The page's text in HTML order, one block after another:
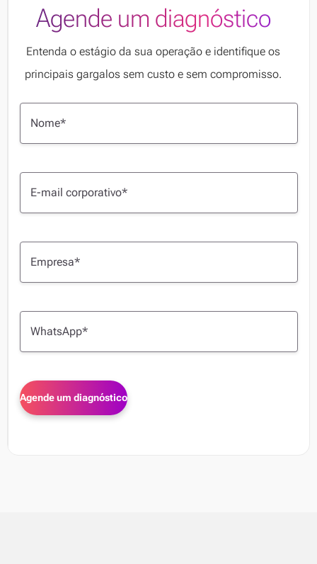
Agende um diagnóstico
Entenda o estágio da sua operação e identifique os
principais gargalos sem custo e sem compromisso.